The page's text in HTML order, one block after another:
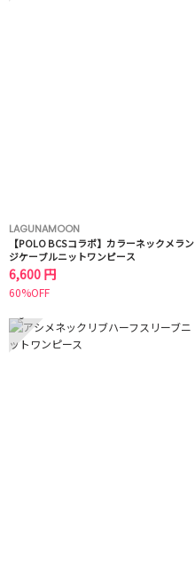
LAGUNAMOON
【POLO BCSコラボ】カラーネックメラン
ジケーブルニットワンピース
6,600 円
60%OFF
9